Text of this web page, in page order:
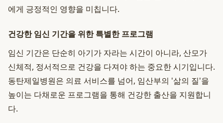
에게 긍정적인 영향을 미칩니다.
건강한 임신 기간을 위한 특별한 프로그램
임신 기간은 단순히 아기가 자라는 시간이 아니라, 산모가
신체적, 정서적으로 건강을 다져야 하는 중요한 시기입니다.
동탄제일병원은 의료 서비스를 넘어, 임산부의 '삶의 질'을
높이는 다채로운 프로그램을 통해 건강한 출산을 지원합니
다.